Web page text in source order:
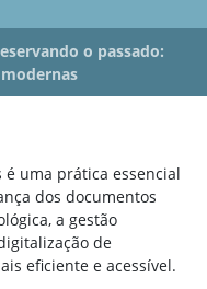
o passado:
uma prática essencial
dos documentos
a gestão
de
eficiente e acessível.